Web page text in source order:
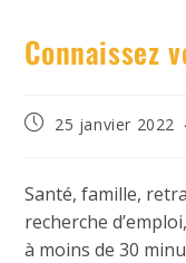
Connaissez
25 janvier 2022
Santé, famille,
recherche
à moins de 30